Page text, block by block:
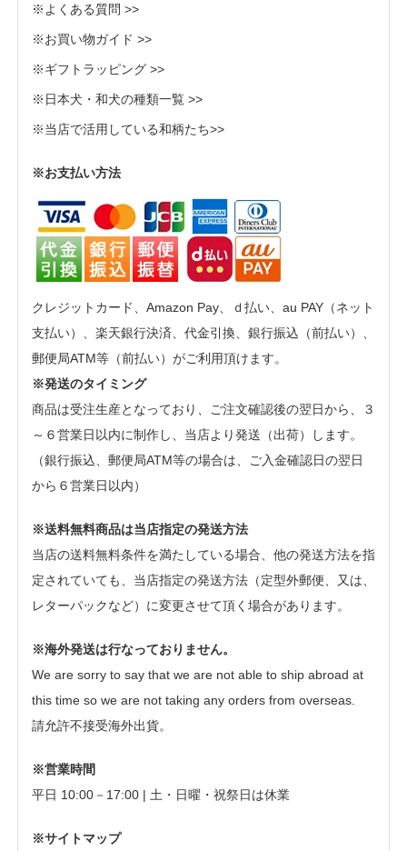
※よくある質問 >>
※お買い物ガイド >>
※ギフトラッピング >>
※日本犬・和犬の種類一覧 >>
※当店で活用している和柄たち>>
※お支払い方法
クレジットカード、Amazon Pay、ｄ払い、au PAY（ネット
支払い）、楽天銀行決済、代金引換、銀行振込（前払い）、
郵便局ATM等（前払い）がご利用頂けます。
※発送のタイミング
商品は受注生産となっており、ご注文確認後の翌日から、３
～６営業日以内に制作し、当店より発送（出荷）します。
（銀行振込、郵便局ATM等の場合は、ご入金確認日の翌日
から６営業日以内）
※送料無料商品は当店指定の発送方法
当店の送料無料条件を満たしている場合、他の発送方法を指
定されていても、当店指定の発送方法（定型外郵便、又は、
レターパックなど）に変更させて頂く場合があります。
※海外発送は行なっておりません。
We are sorry to say that we are not able to ship abroad at
this time so we are not taking any orders from overseas.
請允許不接受海外出貨。
※営業時間
平日 10:00－17:00 | 土・日曜・祝祭日は休業
※サイトマップ